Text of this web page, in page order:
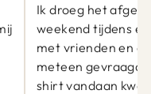
Ik droeg het
weekend tijdens
met vrienden en
meteen gevraagd
shirt vandaan